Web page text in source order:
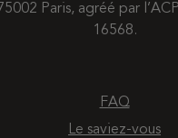
Paris, agréé par
16568.
FAQ
Le saviez-vous